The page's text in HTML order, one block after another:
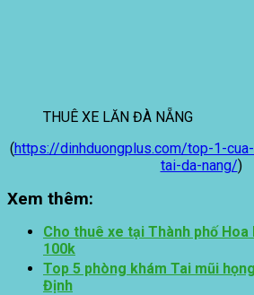
THUÊ XE LĂN ĐÀ NẴNG
(https://dinhduongplus.com/top-1-
tai-da-nang/)
Xem thêm:
Cho thuê xe tại Thành phố
100k
Top 5 phòng khám Tai mũi
Định